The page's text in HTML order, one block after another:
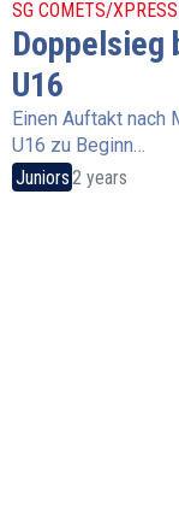
SG COMETS/
Doppelsieg
U16
Einen Auftakt nach
U16 zu Beginn…
Juniors2 years